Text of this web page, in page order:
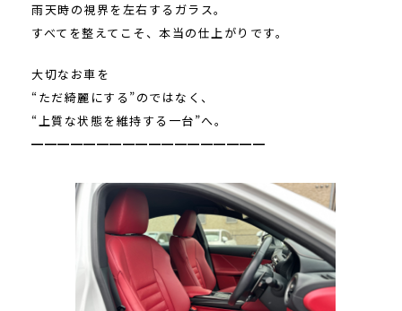
雨天時の視界を左右するガラス。
すべてを整えてこそ、本当の仕上がりです。
大切なお車を
“ただ綺麗にする”のではなく、
“上質な状態を維持する一台”へ。
━━━━━━━━━━━━━━━━━━